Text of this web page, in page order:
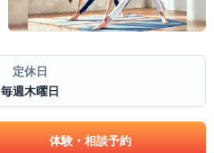
定休日
毎週木曜日
体験・相談予約